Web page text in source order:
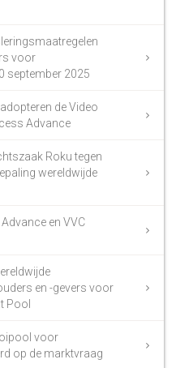
voor
september 2025
de Video
Advance
Roku tegen
wereldwijde
en VVC
en -gevers voor
Pool
voor
op de marktvraag